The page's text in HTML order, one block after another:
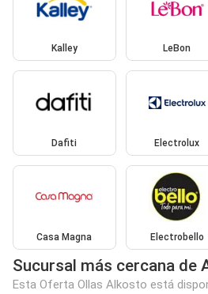
Kalley LeBon
Dafiti Electrolux
Casa Magna Electrobello
Sucursal más cercana de
Esta Oferta Ollas Alkosto está